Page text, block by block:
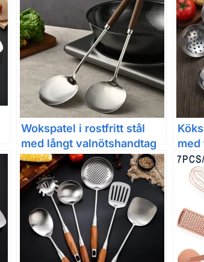
Wokspatel i rostfritt stål
med långt valnötshandtag
med